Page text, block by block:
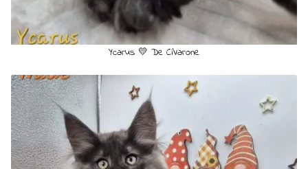
Ycarus 💛 De Ci'Varone